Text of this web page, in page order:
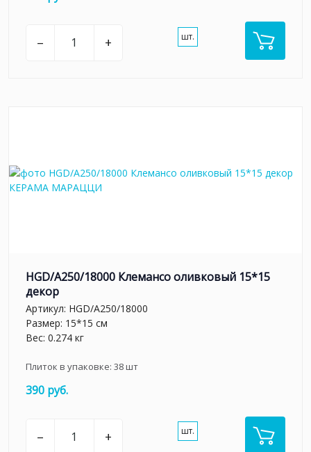
– + шт.
HGD/A250/18000 Клемансо оливковый 15*15
декор
Артикул: HGD/A250/18000
Размер: 15*15 см
Вес: 0.274 кг
Плиток в упаковке: 38шт
390 руб.
– + шт.